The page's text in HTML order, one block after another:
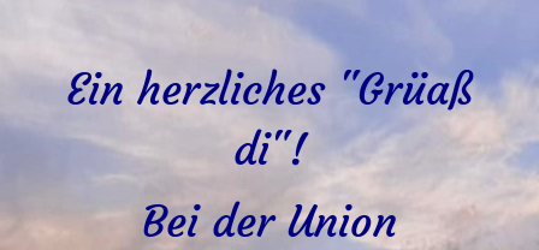
Ein herzliches "Grüaß
di"!
Bei der Union